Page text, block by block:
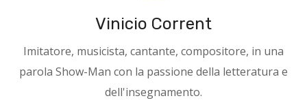
Vinicio Corrent
Imitatore, musicista, cantante, compositore, in una
parola Show-Man con la passione della letteratura e
dell'insegnamento.